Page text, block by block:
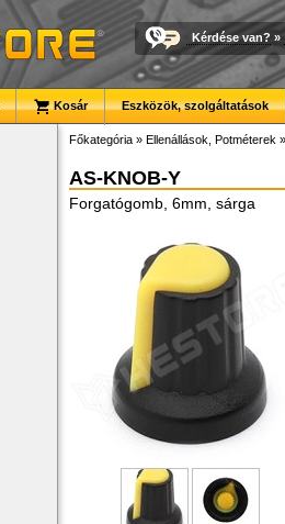
Kérdése van? »
Kosár Eszközök, szolgáltatások
Főkategória » Ellenállások, Potméterek »
AS-KNOB-Y
Forgatógomb, 6mm, sárga